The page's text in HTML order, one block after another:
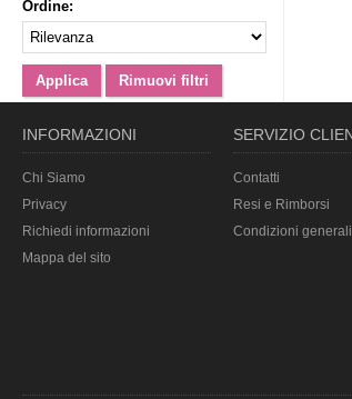
Ordine:
INFORMAZIONI
Chi Siamo
Privacy
Richiedi informazioni
Mappa del sito
SERVIZIO
Contatti
Resi e Rimborsi
Condizioni